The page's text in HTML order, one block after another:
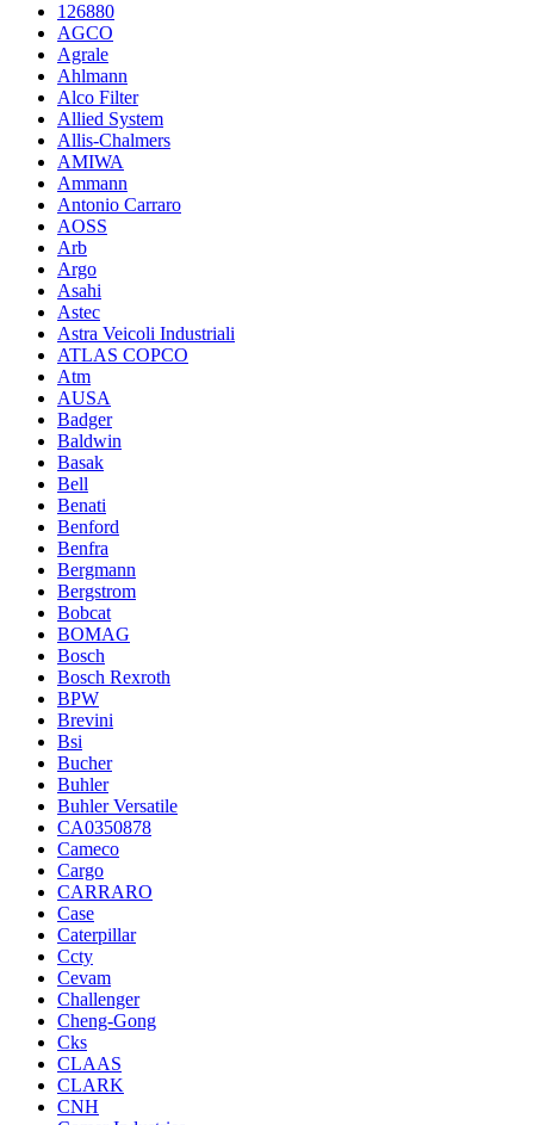
126880
AGCO
Agrale
Ahlmann
Alco Filter
Allied System
Allis-Chalmers
AMIWA
Ammann
Antonio Carraro
AOSS
Arb
Argo
Asahi
Astec
Astra Veicoli Industriali
ATLAS COPCO
Atm
AUSA
Badger
Baldwin
Basak
Bell
Benati
Benford
Benfra
Bergmann
Bergstrom
Bobcat
BOMAG
Bosch
Bosch Rexroth
BPW
Brevini
Bsi
Bucher
Buhler
Buhler Versatile
CA0350878
Cameco
Cargo
CARRARO
Case
Caterpillar
Ccty
Cevam
Challenger
Cheng-Gong
Cks
CLAAS
CLARK
CNH